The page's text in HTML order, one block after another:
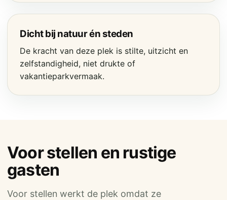
Dicht bij natuur én steden
De kracht van deze plek is stilte, uitzicht en
zelfstandigheid, niet drukte of
vakantieparkvermaak.
Voor stellen en rustige
gasten
Voor stellen werkt de plek omdat ze